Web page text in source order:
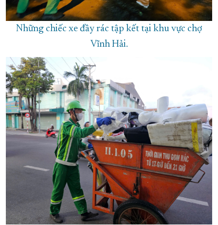
Những chiếc xe đầy rác tập kết tại khu vực chợ
Vĩnh Hải.